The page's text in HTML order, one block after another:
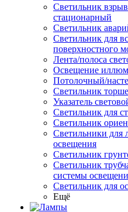
Светильник
стационарный
Светильник
Светильник для
поверхностного
Лента/полоса
Освещение
Потолочный/
Светильник
Указатель
Светильник для
Светильник
Светильники для
освещения
Светильник
Светильник
системы
Светильник для
Ещё